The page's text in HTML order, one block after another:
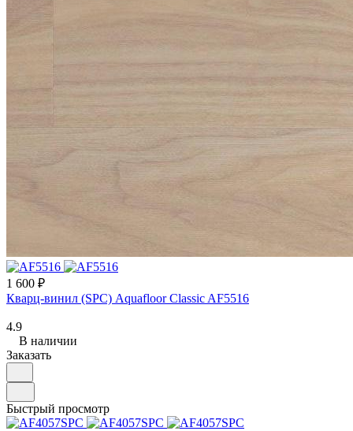
1 600 ₽
Кварц-винил (SPC) Aquafloor Classic AF5516
4.9
В наличии
Заказать
Быстрый просмотр